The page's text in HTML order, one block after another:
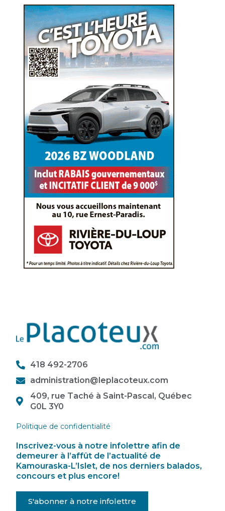
418 492-2706
administration@leplacoteux.com
409, rue Taché à Saint-Pascal, Québec
G0L 3Y0
Politique de confidentialité
Inscrivez-vous à notre infolettre afin de
demeurer à l’affût de l’actualité de
Kamouraska-L’Islet, de nos derniers balados,
concours et plus encore!
S'abonner à notre infolettre